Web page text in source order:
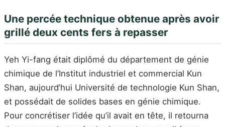
Une percée technique obtenue après avoir
grillé deux cents fers à repasser
Yeh Yi-fang était diplômé du département de génie
chimique de l’Institut industriel et commercial Kun
Shan, aujourd’hui Université de technologie Kun Shan,
et possédait de solides bases en génie chimique.
Pour concrétiser l’idée qu’il avait en tête, il retourna